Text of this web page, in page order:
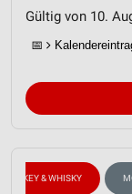
Gültig von 10.
📅
WHISKEY & WHISKY